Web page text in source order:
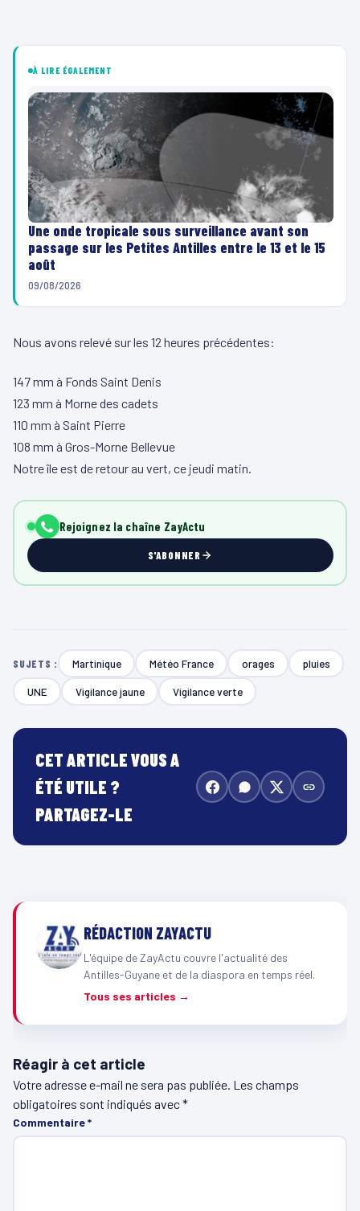
À LIRE ÉGALEMENT
Une onde tropicale sous surveillance avant son
passage sur les Petites Antilles entre le 13 et le 15
août
09/08/2026
Nous avons relevé sur les 12 heures précédentes:
147 mm à Fonds Saint Denis
123 mm à Morne des cadets
110 mm à Saint Pierre
108 mm à Gros-Morne Bellevue
Notre île est de retour au vert, ce jeudi matin.
Rejoignez la chaîne ZayActu
S'ABONNER
SUJETS : Martinique Météo France orages pluies
UNE Vigilance jaune Vigilance verte
CET ARTICLE VOUS A
ÉTÉ UTILE ?
PARTAGEZ-LE
RÉDACTION ZAYACTU
L'équipe de ZayActu couvre l'actualité des
Antilles-Guyane et de la diaspora en temps réel.
Tous ses articles →
Réagir à cet article
Votre adresse e-mail ne sera pas publiée. Les champs
obligatoires sont indiqués avec*
Commentaire*